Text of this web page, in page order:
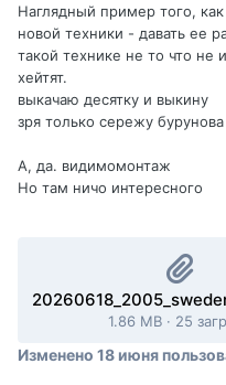
Наглядный пример того,
новой техники - давать ее
такой технике не то что не
хейтят.
выкачаю десятку и выкину
зря только сережу
А, да. видимомонтаж
Но там ничо интересного
1.86 MB · 25
Изменено 18 июня